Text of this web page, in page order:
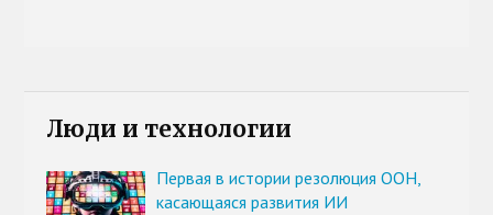
Люди и технологии
Первая в истории резолюция ООН,
касающаяся развития ИИ